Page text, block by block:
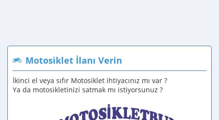
Motosiklet İlanı Verin
İkinci el veya sıfır Motosiklet ihtiyacınız mı var ?
Ya da motosikletinizi satmak mı istiyorsunuz ?